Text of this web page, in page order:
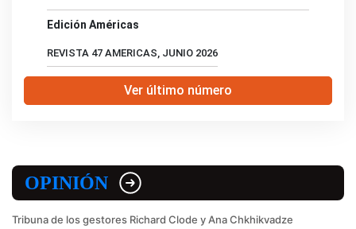
Edición Américas
REVISTA 47 AMERICAS, JUNIO 2026
Ver último número
OPINIÓN
Tribuna de los gestores Richard Clode y Ana Chkhikvadze